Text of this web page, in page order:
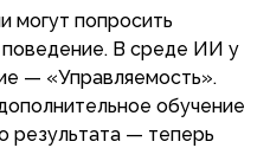
могут попросить
поведение. В среде ИИ у
— «Управляемость».
обучение
результата — теперь